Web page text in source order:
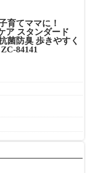
育てママに！
ア スタンダード
菌防臭 歩きやすく
84141